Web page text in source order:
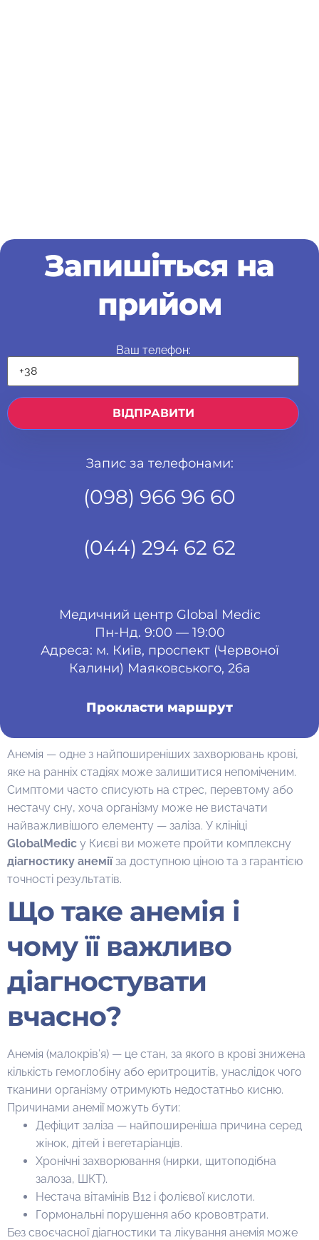
Запишіться на
прийом
Ваш телефон:
Запис за телефонами:
(098) 966 96 60
(044) 294 62 62
Медичний центр Global Medic
Пн-Нд. 9:00 — 19:00
Адреса: м. Київ, проспект (Червоної
Калини) Маяковського, 26а
Прокласти маршрут
Анемія — одне з найпоширеніших захворювань крові,
яке на ранніх стадіях може залишитися непоміченим.
Симптоми часто списують на стрес, перевтому або
нестачу сну, хоча організму може не вистачати
найважливішого елементу — заліза. У клініці
GlobalMedic у Києві ви можете пройти комплексну
діагностику анеміїза доступною ціною та з гарантією
точності результатів.
Що таке анемія і
чому її важливо
діагностувати
вчасно?
Анемія (малокрів’я) — це стан, за якого в крові знижена
кількість гемоглобіну або еритроцитів, унаслідок чого
тканини організму отримують недостатньо кисню.
Причинами анемії можуть бути:
Дефіцит заліза — найпоширеніша причина серед
жінок, дітей і вегетаріанців.
Хронічні захворювання (нирки, щитоподібна
залоза, ШКТ).
Нестача вітамінів B12 і фолієвої кислоти.
Гормональні порушення або крововтрати.
Без своєчасної діагностики та лікування анемія може